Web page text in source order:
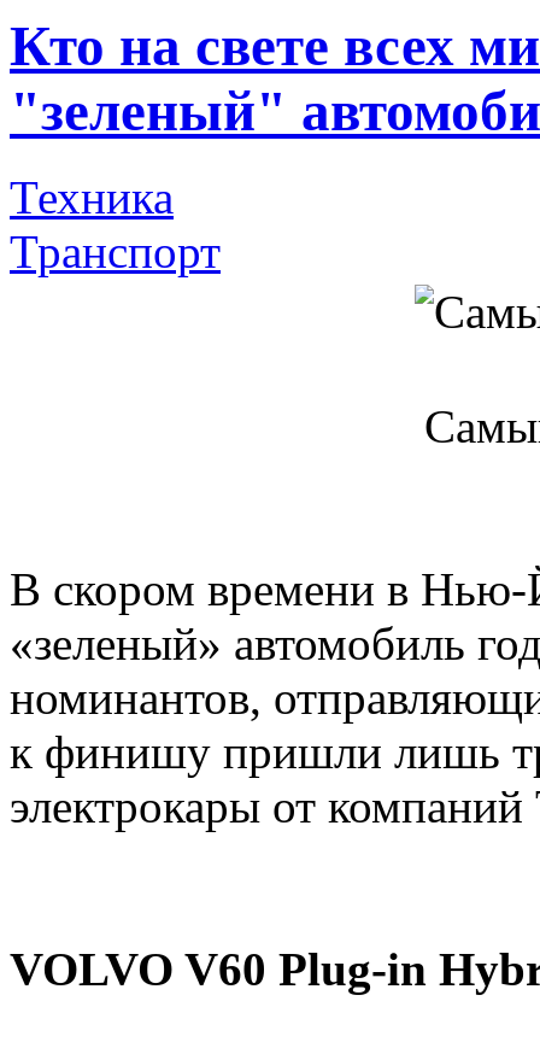
Кто на свете всех
"зеленый"
Техника
Транспорт
В скором времени в Нью-
«зеленый» автомобиль
номинантов,
к финишу пришли лишь
электрокары от
VOLVO V60 Plug-in